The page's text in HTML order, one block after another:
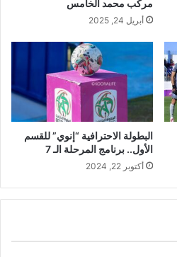
مركب محمد الخامس
أبريل 24, 2025
البطولة الاحترافية “إنوي” للقسم
الأول.. برنامج المرحلة الـ 7
أكتوبر 22, 2024